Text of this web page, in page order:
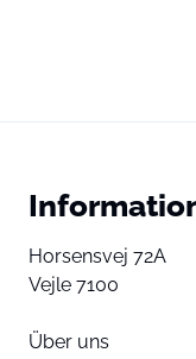
Horsensvej 72A
Vejle 7100
Über uns